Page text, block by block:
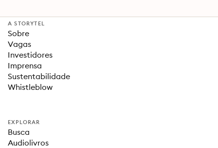
A STORYTEL
Sobre
Vagas
Investidores
Imprensa
Sustentabilidade
Whistleblow
EXPLORAR
Busca
Audiolivros